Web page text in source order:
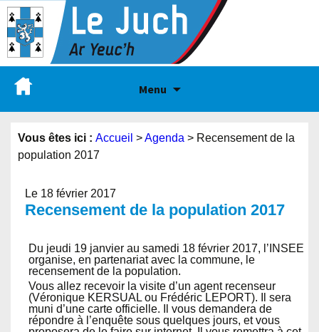
Menu
Vous êtes ici : Accueil >Agenda > Recensement de la
population 2017
Le 18 février 2017
Recensement de la population 2017
Du jeudi 19 janvier au samedi 18 février 2017, l’INSEE
organise, en partenariat avec la commune, le
recensement de la population.
Vous allez recevoir la visite d’un agent recenseur
(Véronique KERSUAL ou Frédéric LEPORT). Il sera
muni d’une carte officielle. Il vous demandera de
répondre à l’enquête sous quelques jours, et vous